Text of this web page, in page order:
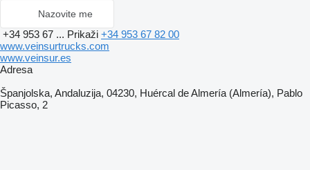
Nazovite me
+34 953 67 ... Prikaži +34 953 67 82 00
www.veinsurtrucks.com
www.veinsur.es
Adresa
Španjolska, Andaluzija, 04230, Huércal de Almería (Almería), Pablo
Picasso, 2